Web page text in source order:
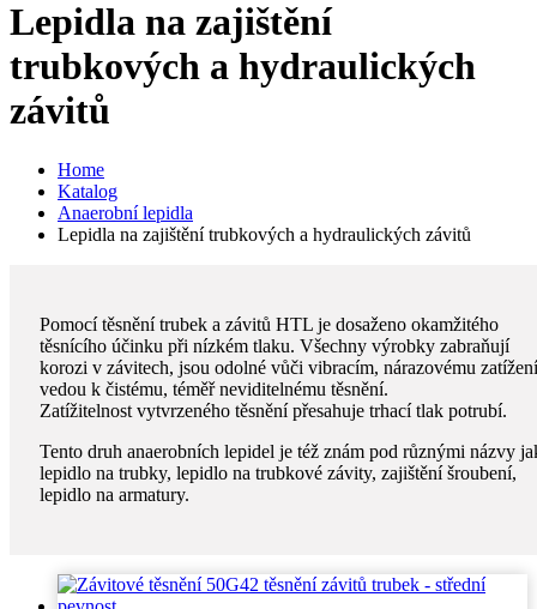
Lepidla na zajištění
trubkových a hydraulických
závitů
Home
Katalog
Anaerobní lepidla
Lepidla na zajištění trubkových a hydraulických závitů
Pomocí těsnění trubek a závitů HTL je dosaženo okamžitého
těsnícího účinku při nízkém tlaku. Všechny výrobky zabraňují
korozi v závitech, jsou odolné vůči vibracím, nárazovému
vedou k čistému, téměř neviditelnému těsnění.
Zatížitelnost vytvrzeného těsnění přesahuje trhací tlak potrubí.
Tento druh anaerobních lepidel je též znám pod různými názvy
lepidlo na trubky, lepidlo na trubkové závity, zajištění šroubení,
lepidlo na armatury.